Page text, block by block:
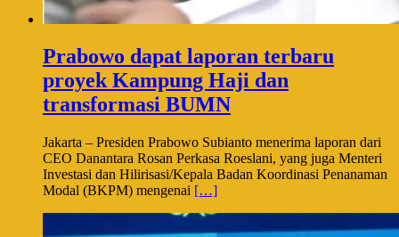
Prabowo dapat laporan terbaru
proyek Kampung Haji dan
transformasi BUMN
Jakarta – Presiden Prabowo Subianto menerima laporan dari
CEO Danantara Rosan Perkasa Roeslani, yang juga Menteri
Investasi dan Hilirisasi/Kepala Badan Koordinasi Penanaman
Modal (BKPM) mengenai […]